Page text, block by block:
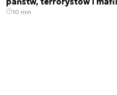
10 min.